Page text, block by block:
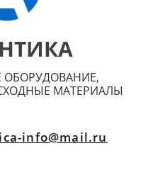
МАТЕРИАЛЫ
info@mail.ru